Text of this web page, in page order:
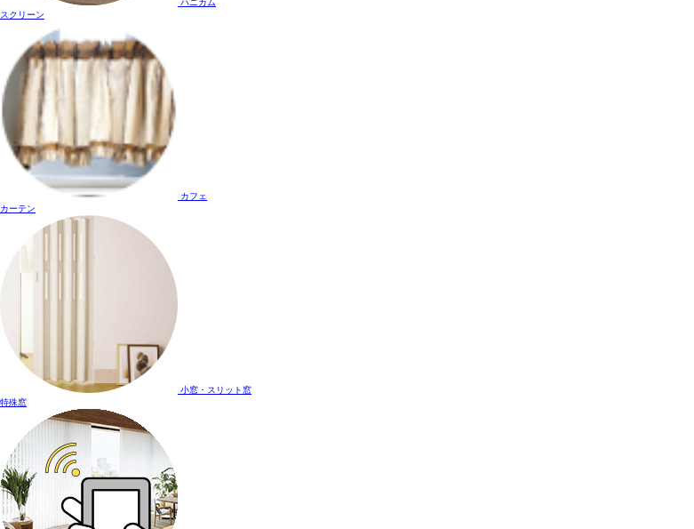
ハニカム
スクリーン
カフェ
カーテン
小窓・スリット窓
特殊窓